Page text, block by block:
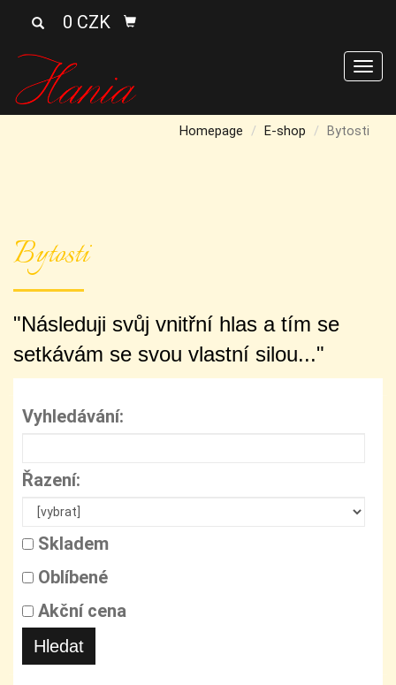
0 CZK
Homepage E-shop Bytosti
Bytosti
"Následuji svůj vnitřní hlas a tím se
setkávám se svou vlastní silou..."
Vyhledávání:
Řazení:
Skladem
Oblíbené
Akční cena
Hledat